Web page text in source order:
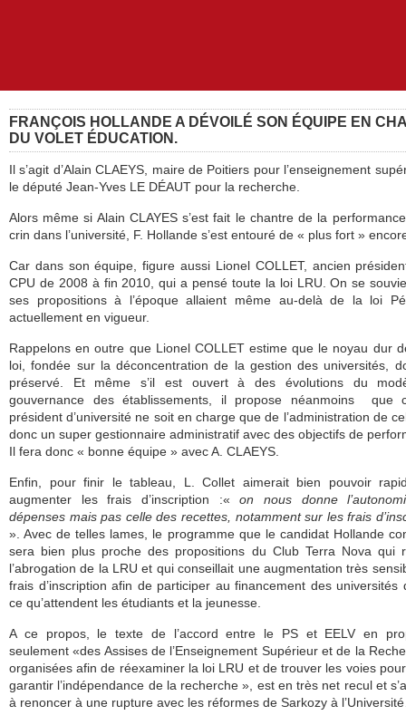
FRANÇOIS HOLLANDE A DÉVOILÉ SON ÉQUIPE EN
DU VOLET ÉDUCATION.
Il s’agit d’Alain CLAEYS, maire de Poitiers pour l’enseignement
le député Jean-Yves LE DÉAUT pour la recherche.
Alors même si Alain CLAYES s’est fait le chantre de la
crin dans l’université, F. Hollande s’est entouré de « plus fort »
Car dans son équipe, figure aussi Lionel COLLET, ancien
CPU de 2008 à fin 2010, qui a pensé toute la loi LRU. On se
ses propositions à l’époque allaient même au-delà de la loi
actuellement en vigueur.
Rappelons en outre que Lionel COLLET estime que le noyau dur
loi, fondée sur la déconcentration de la gestion des universités,
préservé. Et même s’il est ouvert à des évolutions du
gouvernance des établissements, il propose néanmoins que
président d’université ne soit en charge que de l’administration de
donc un super gestionnaire administratif avec des objectifs de
Il fera donc « bonne équipe » avec A. CLAEYS.
Enfin, pour finir le tableau, L. Collet aimerait bien pouvoir
augmenter les frais d’inscription :«on nous donne
dépenses mais pas celle des recettes, notamment sur les frais
». Avec de telles lames, le programme que le candidat Hollande
sera bien plus proche des propositions du Club Terra Nova qui
l’abrogation de la LRU et qui conseillait une augmentation très
frais d’inscription afin de participer au financement des universités
ce qu’attendent les étudiants et la jeunesse.
A ce propos, le texte de l’accord entre le PS et EELV en
seulement «des Assises de l’Enseignement Supérieur et de la
organisées afin de réexaminer la loi LRU et de trouver les voies
garantir l’indépendance de la recherche », est en très net recul et
à renoncer à une rupture avec les réformes de Sarkozy à